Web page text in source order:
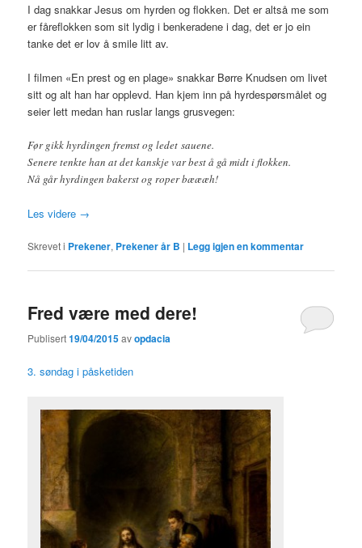
I dag snakkar Jesus om hyrden og flokken. Det er altså me som
er fåreflokken som sit lydig i benkeradene i dag, det er jo ein
tanke det er lov å smile litt av.
I filmen «En prest og en plage» snakkar Børre Knudsen om livet
sitt og alt han har opplevd. Han kjem inn på hyrdespørsmålet og
seier lett medan han ruslar langs grusvegen:
Før gikk hyrdingen fremst og ledet sauene.
Senere tenkte han at det kanskje var best å gå midt i flokken.
Nå går hyrdingen bakerst og roper bæææh!
Les videre →
Skrevet i Prekener, Prekener år B | Legg igjen en kommentar
Fred være med dere!
Publisert19/04/2015avopdacia
3. søndag i påsketiden